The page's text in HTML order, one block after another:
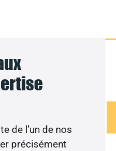
de l’un de nos
précisément